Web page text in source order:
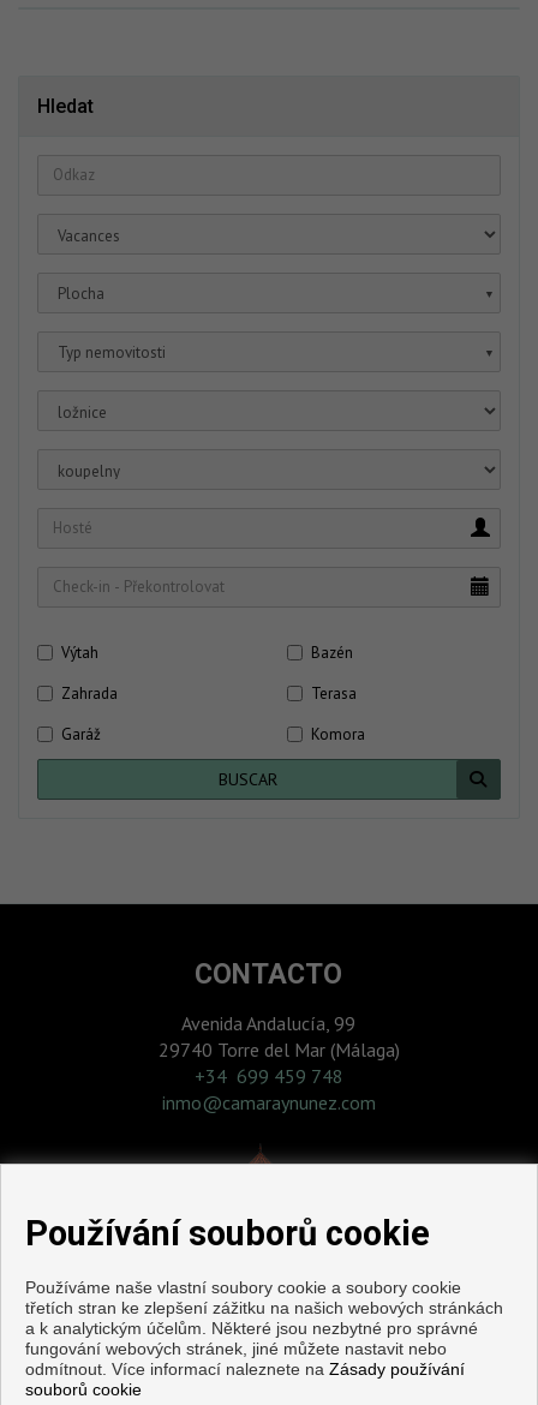
Hledat
Plocha ▼
Typ nemovitosti ▼
Výtah
Bazén
Zahrada
Terasa
Garáž
Komora
BUSCAR
CONTACTO
Avenida Andalucía, 99
29740 Torre del Mar (Málaga)
‎+34 699 459 748
inmo@camaraynunez.com
Používání souborů cookie
Používáme naše vlastní soubory cookie a soubory cookie
třetích stran ke zlepšení zážitku na našich webových stránkách
a k analytickým účelům. Některé jsou nezbytné pro správné
fungování webových stránek, jiné můžete nastavit nebo
odmítnout. Více informací naleznete na Zásady používání
souborů cookie